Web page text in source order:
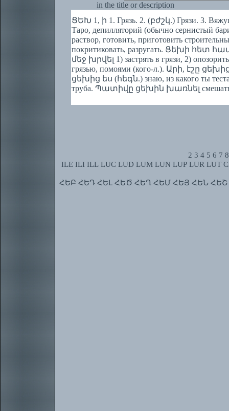
in the title or description
ՑԵԽ 1, ի 1. Грязь. 2. (բժշկ.) Грязи. 3.
Таро, депилляторий (обычно сернистый
раствор, готовить, приготовить
покритиковать, разругать. Ցեխի հետ
մեջ խրվել 1) застрять в грязи, 2)
грязью, помоями (кого-л.). Արի, էշը
ցեխից ես (հեգն.) знаю, из какого ты
труба. Պատիվը ցեխին խառնել смешать с
2 3 4 5 6 7 8
ILE ILI ILL LUC LUD LUM LUN LUP LUR LUT
ՀԵԲ ՀԵԴ ՀԵԼ ՀԵԾ ՀԵՂ ՀԵՄ ՀԵՅ ՀԵՆ ՀԵՇ